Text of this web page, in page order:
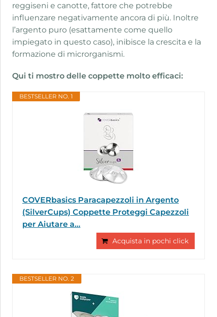
reggiseni e canotte, fattore che potrebbe
influenzare negativamente ancora di più. Inoltre
l’argento puro (esattamente come quello
impiegato in questo caso), inibisce la crescita e la
formazione di microrganismi.
Qui ti mostro delle coppette molto efficaci:
BESTSELLER NO. 1
COVERbasics Paracapezzoli in Argento
(SilverCups) Coppette Proteggi Capezzoli
per Aiutare a...
Acquista in pochi click
BESTSELLER NO. 2